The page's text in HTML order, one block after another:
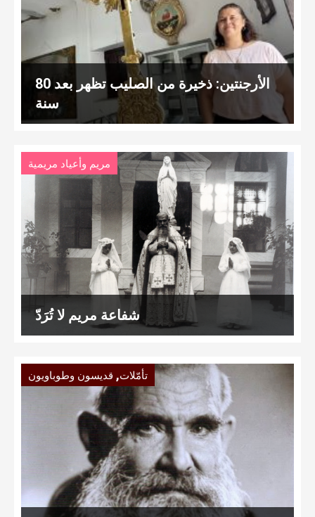
الأرجنتين: ذخيرة من الصليب تظهر بعد 80
سنة
مريم وأعياد مريمية
شفاعة مريم لا تُرَدّ
تأمّلات, قديسون وطوباويون